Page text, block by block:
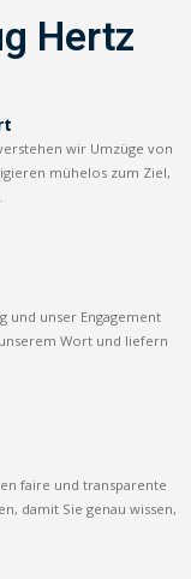
Hertz
wir Umzüge von
mühelos zum Ziel,
und unser Engagement
Wort und liefern
faire und transparente
damit Sie genau wissen,